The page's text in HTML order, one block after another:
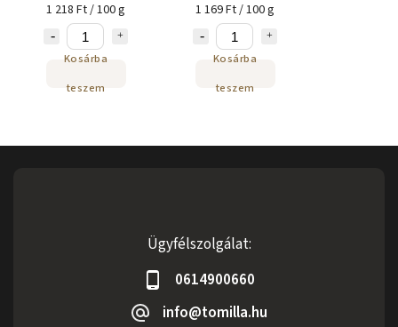
1 218 Ft / 100 g
Kosárba
teszem
1 169 Ft / 100 g
Kosárba
teszem
Ügyfélszolgálat:
0614900660
info@tomilla.hu